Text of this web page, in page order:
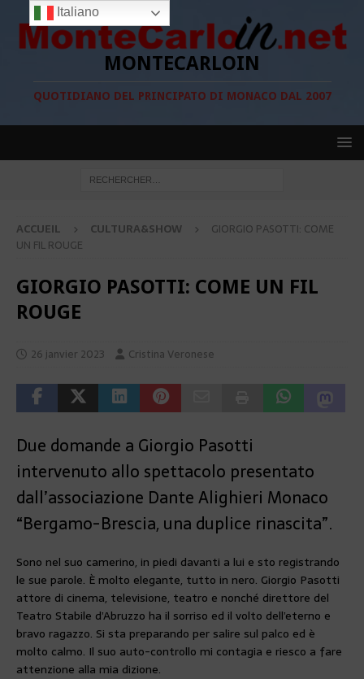
MONTECARLOIN
QUOTIDIANO DEL PRINCIPATO DI MONACO DAL 2007
ACCUEIL CULTURA&SHOW
GIORGIO PASOTTI: COME
UN FIL ROUGE
GIORGIO PASOTTI: COME UN FIL
ROUGE
26 janvier 2023 Cristina Veronese
Due domande a Giorgio Pasotti
intervenuto allo spettacolo presentato
dall’associazione Dante Alighieri Monaco
“Bergamo-Brescia, una duplice rinascita”.
Sono nel suo camerino, in piedi davanti a lui e sto registrando
le sue parole. È molto elegante, tutto in nero. Giorgio Pasotti
attore di cinema, televisione, teatro e nonché direttore del
Teatro Stabile d’Abruzzo ha il sorriso ed il volto dell’eterno e
bravo ragazzo. Si sta preparando per salire sul palco ed è
molto calmo. Il suo auto-controllo mi contagia e riesco a fare
attenzione alla mia dizione.
Italiano